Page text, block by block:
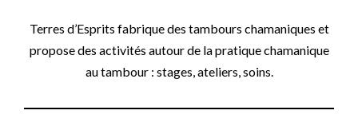
Terres d’Esprits fabrique des tambours chamaniques et
propose des activités autour de la pratique chamanique
au tambour : stages, ateliers, soins.